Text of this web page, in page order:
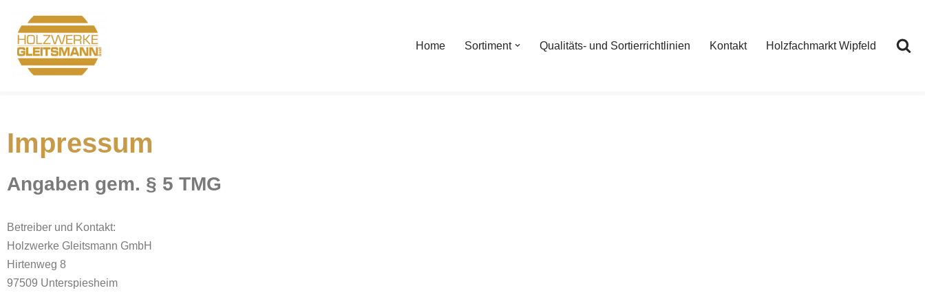
Zum
Inhalt
springen
Home Sortiment Qualitäts- und Sortierrichtlinien Kontakt Holzfachmarkt Wipfeld
Impressum
Angaben gem. § 5 TMG
Betreiber und Kontakt:
Holzwerke Gleitsmann GmbH
Hirtenweg 8
97509 Unterspiesheim